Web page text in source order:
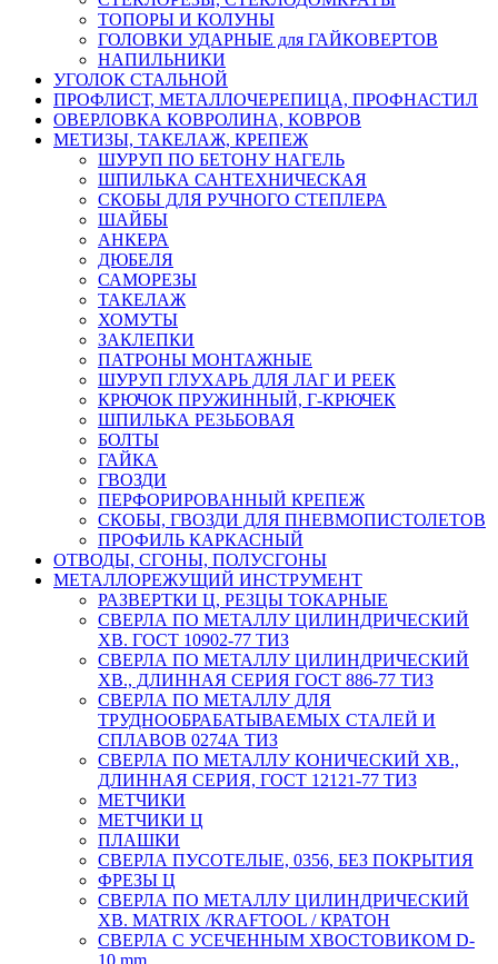
ТОПОРЫ И КОЛУНЫ
ГОЛОВКИ УДАРНЫЕ для ГАЙКОВЕРТОВ
НАПИЛЬНИКИ
УГОЛОК СТАЛЬНОЙ
ПРОФЛИСТ, МЕТАЛЛОЧЕРЕПИЦА, ПРОФНАСТИЛ
ОВЕРЛОВКА КОВРОЛИНА, КОВРОВ
МЕТИЗЫ, ТАКЕЛАЖ, КРЕПЕЖ
ШУРУП ПО БЕТОНУ НАГЕЛЬ
ШПИЛЬКА САНТЕХНИЧЕСКАЯ
СКОБЫ ДЛЯ РУЧНОГО СТЕПЛЕРА
ШАЙБЫ
АНКЕРА
ДЮБЕЛЯ
САМОРЕЗЫ
ТАКЕЛАЖ
ХОМУТЫ
ЗАКЛЕПКИ
ПАТРОНЫ МОНТАЖНЫЕ
ШУРУП ГЛУХАРЬ ДЛЯ ЛАГ И РЕЕК
КРЮЧОК ПРУЖИННЫЙ, Г-КРЮЧЕК
ШПИЛЬКА РЕЗЬБОВАЯ
БОЛТЫ
ГАЙКА
ГВОЗДИ
ПЕРФОРИРОВАННЫЙ КРЕПЕЖ
СКОБЫ, ГВОЗДИ ДЛЯ ПНЕВМОПИСТОЛЕТОВ
ПРОФИЛЬ КАРКАСНЫЙ
ОТВОДЫ, СГОНЫ, ПОЛУСГОНЫ
МЕТАЛЛОРЕЖУЩИЙ ИНСТРУМЕНТ
РАЗВЕРТКИ Ц, РЕЗЦЫ ТОКАРНЫЕ
СВЕРЛА ПО МЕТАЛЛУ ЦИЛИНДРИЧЕСКИЙ
ХВ. ГОСТ 10902-77 ТИЗ
СВЕРЛА ПО МЕТАЛЛУ ЦИЛИНДРИЧЕСКИЙ
ХВ., ДЛИННАЯ СЕРИЯ ГОСТ 886-77 ТИЗ
СВЕРЛА ПО МЕТАЛЛУ ДЛЯ
ТРУДНООБРАБАТЫВАЕМЫХ СТАЛЕЙ И
СПЛАВОВ 0274А ТИЗ
СВЕРЛА ПО МЕТАЛЛУ КОНИЧЕСКИЙ ХВ.,
ДЛИННАЯ СЕРИЯ, ГОСТ 12121-77 ТИЗ
МЕТЧИКИ
МЕТЧИКИ Ц
ПЛАШКИ
СВЕРЛА ПУСОТЕЛЫЕ, 0356, БЕЗ ПОКРЫТИЯ
ФРЕЗЫ Ц
СВЕРЛА ПО МЕТАЛЛУ ЦИЛИНДРИЧЕСКИЙ
ХВ. MATRIX /KRAFTOOL / КРАТОН
СВЕРЛА С УСЕЧЕННЫМ ХВОСТОВИКОМ D-
10 mm